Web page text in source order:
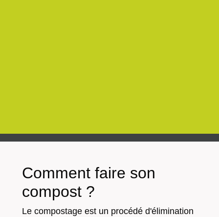
Comment faire son
compost ?
Le compostage est un procédé d'élimination